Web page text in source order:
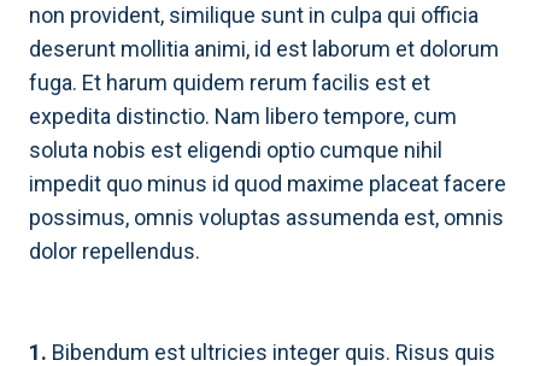
non provident, similique sunt in culpa qui officia
deserunt mollitia animi, id est laborum et dolorum
fuga. Et harum quidem rerum facilis est et
expedita distinctio. Nam libero tempore, cum
soluta nobis est eligendi optio cumque nihil
impedit quo minus id quod maxime placeat facere
possimus, omnis voluptas assumenda est, omnis
dolor repellendus.
1. Bibendum est ultricies integer quis. Risus quis